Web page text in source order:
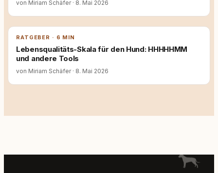
von Miriam Schäfer · 8. Mai 2026
RATGEBER · 6 MIN
Lebensqualitäts-Skala für den Hund: HHHHHMM
und andere Tools
von Miriam Schäfer · 8. Mai 2026